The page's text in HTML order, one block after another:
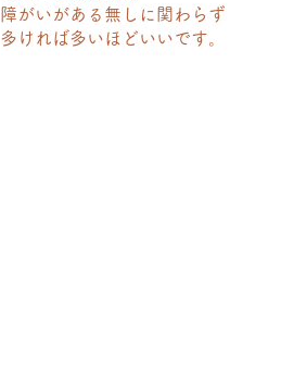
障がいがある無しに関わらず
​多ければ多いほどいいです。​